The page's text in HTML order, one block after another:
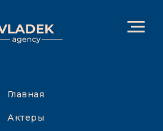
Главная
Актеры